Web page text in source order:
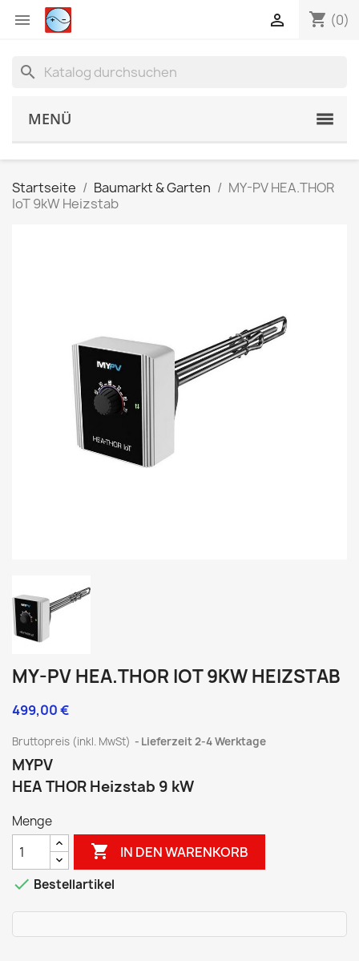
 shopping_cart (0)

search
MENÜ
Startseite Baumarkt & Garten
MY-PV HEA.THOR
IoT 9kW Heizstab
MY-PV HEA.THOR IOT 9KW HEIZSTAB
499,00 €
Bruttopreis (inkl. MwSt) Lieferzeit 2-4 Werktage
MYPV
HEA THOR Heizstab 9 kW
Menge
 IN DEN WARENKORB
 Bestellartikel